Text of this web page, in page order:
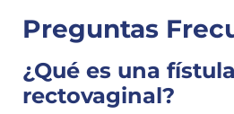
Preguntas
¿Qué es una fístula
rectovaginal?